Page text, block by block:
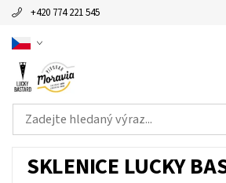
+420 774 221 545
SKLENICE LUCKY